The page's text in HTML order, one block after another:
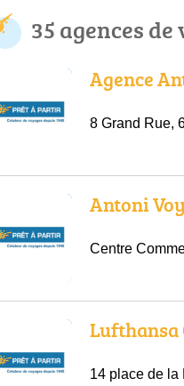
35 agences
Agence
8 Grand Rue,
Antoni
Centre
Lufthansa
14 place de la